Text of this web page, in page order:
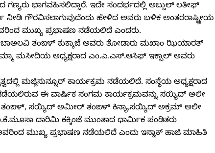
ಭಾಗವಹಿಸಲಿದ್ದಾರೆ. ಇದೇ ಸಂದರ್ಭದಲ್ಲಿ ಅಬ್ದುಲ್ ಲತೀಫ್
ಗೌರವಿಸಲಾಗುವುದೆಂದು ಹೇಳಿದ ಅವರು ಬಳಿಕ ಅಂತರರಾಷ್ಟ್ರೀಯ
ಮುಖ್ಯ ಪ್ರಭಾಷಣ ನಡೆಯಲಿದೆ ಎಂದರು.
ತಂಙಳ್ ಕುಕ್ಕಾಜೆ ಅವರು ತೋಡಾರು ಮಖಾಂ ಝಿಯಾರತ್
ಮಸೀದಿಯ ಅಧ್ಯಕ್ಷರಾದ ಎಂ.ಎ.ಎಸ್.ಆಸಿಫ್ ಇಕ್ಬಾಲ್ ಅವರು
ಮಜ್ಲಿಸುನ್ನೂರ್ ಕಾರ್ಯಕ್ರಮ ನಡೆಯಲಿದೆ. ಸಂಸ್ಥೆಯ ಅಧ್ಯಕ್ಷರಾದ
ಈ ವಾರ್ಷಿಕ ಸಂಗಮ ಕಾರ್ಯಕ್ರಮವನ್ನು ಸಯ್ಯಿದ್ ಅಲೀ
ಸಯ್ಯಿದ್ ಅಮೀರ್ ತಂಙಳ್ ಕಿನ್ಯಾ,ಸಯ್ಯಿದ್ ಅಕ್ರಮ್ ಅಲೀ
ದಾರಿಮಿ ಕಕ್ಕಿಂಜೆ ಮುಂತಾದ ಧಾರ್ಮಿಕ ಪಂಡಿತರು
ಮುಖ್ಯ ಪ್ರಭಾಷಣ ನಡೆಯಲಿದೆ ಎಂದು ಇಸ್ಹಾಕ್ ಹಾಜಿ ಮಾಹಿತಿ